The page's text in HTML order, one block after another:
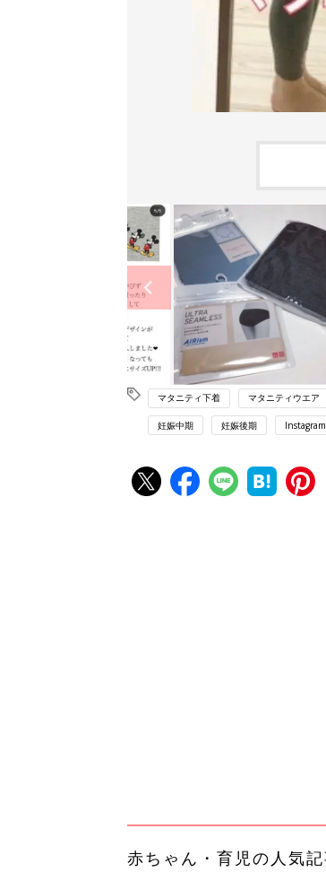
マタニティ下着 マタニティウエア
妊娠中期 妊娠後期 Instagram